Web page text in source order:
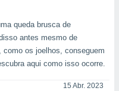
queda brusca de
antes mesmo de
os joelhos, conseguem
aqui como isso ocorre.
15 Abr. 2023